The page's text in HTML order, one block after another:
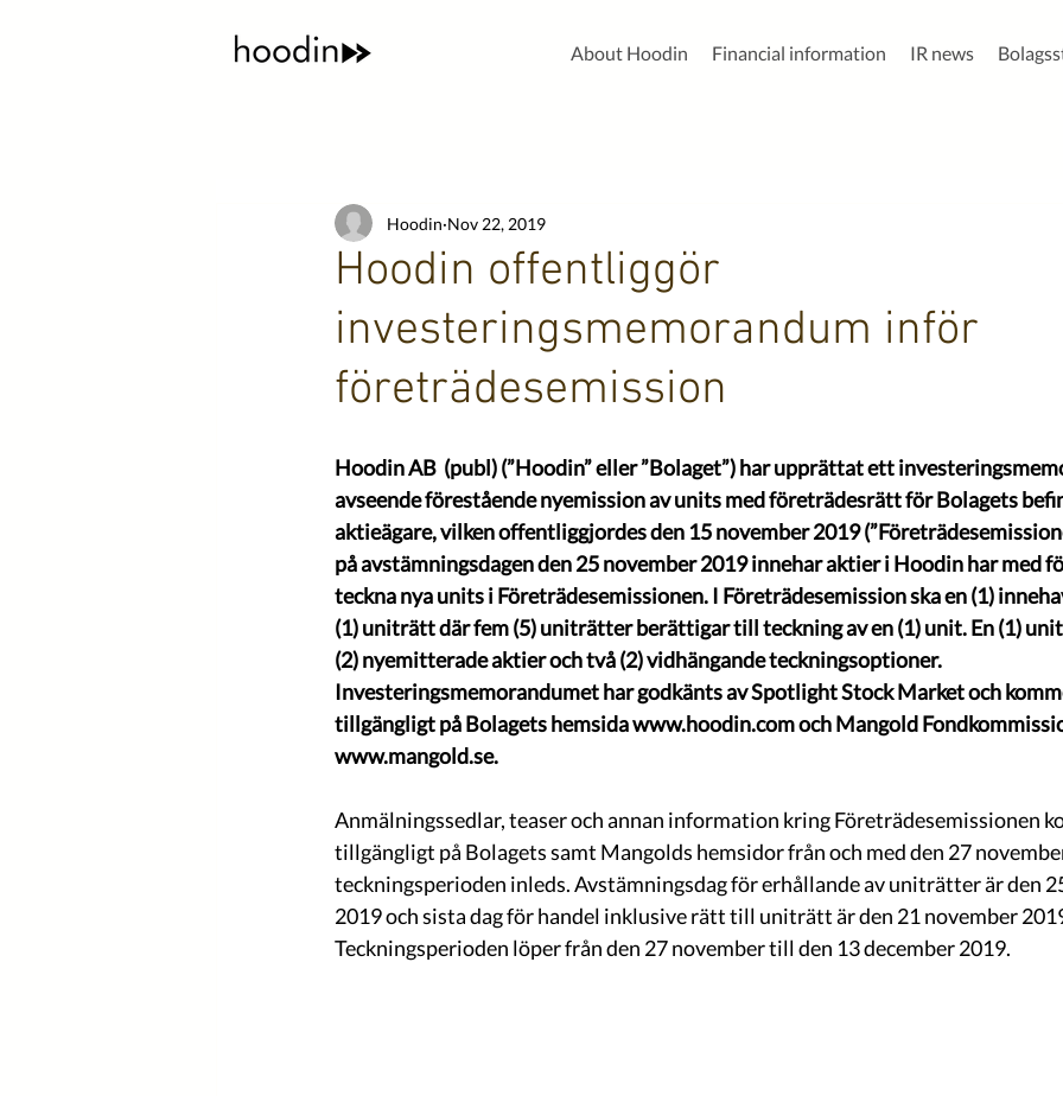
About Hoodin Financial information IR news
Hoodin offentliggör
investeringsmemorandum inför
företrädesemission
Hoodin Nov 22, 2019
Hoodin AB  (publ) (”Hoodin” eller ”Bolaget”) har upprättat ett
avseende förestående nyemission av units med företrädesrätt för Bolagets
aktieägare, vilken offentliggjordes den 15 november 2019
på avstämningsdagen den 25 november 2019 innehar aktier i Hoodin har med
teckna nya units i Företrädesemissionen. I Företrädesemission ska en (1)
(1) uniträtt där fem (5) uniträtter berättigar till teckning av en (1) unit. En (1)
(2) nyemitterade aktier och två (2) vidhängande teckningsoptioner.
Investeringsmemorandumet har godkänts av Spotlight Stock Market och
tillgängligt på Bolagets hemsida www.hoodin.com och Mangold
www.mangold.se.
Anmälningssedlar, teaser och annan information kring Företrädesemissionen
tillgängligt på Bolagets samt Mangolds hemsidor från och med den 27
teckningsperioden inleds. Avstämningsdag för erhållande av uniträtter är den
2019 och sista dag för handel inklusive rätt till uniträtt är den 21 november
Teckningsperioden löper från den 27 november till den 13 december 2019.